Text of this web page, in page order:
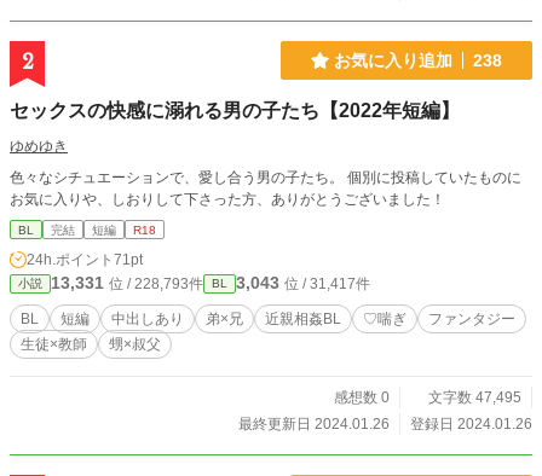
2 お気に入り追加 238
セックスの快感に溺れる男の子たち【2022年短編】
ゆめゆき
色々なシチュエーションで、愛し合う男の子たち。 個別に投稿していたものに
お気に入りや、しおりして下さった方、ありがとうございました！
BL 完結 短編 R18
24h.ポイント 71pt
小説 13,331 位 / 228,793件 BL 3,043 位 / 31,417件
BL 短編 中出しあり 弟×兄 近親相姦BL ♡喘ぎ
ファンタジー
生徒×教師
甥×叔父
感想数 0
文字数 47,495
最終更新日 2024.01.26
登録日 2024.01.26